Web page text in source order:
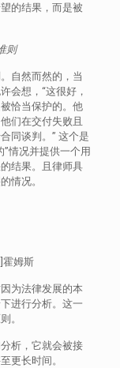
的结果，而是被
则
自然而然的，当
会想，“这很好，
恰当保护的。他
们在交付失败且
同谈判。” 这个是
情况并提供一个用
结果。且律师具
情况。
霍姆斯
为法律发展的本
进行分析。这一
。
析，它就会被接
更长时间。